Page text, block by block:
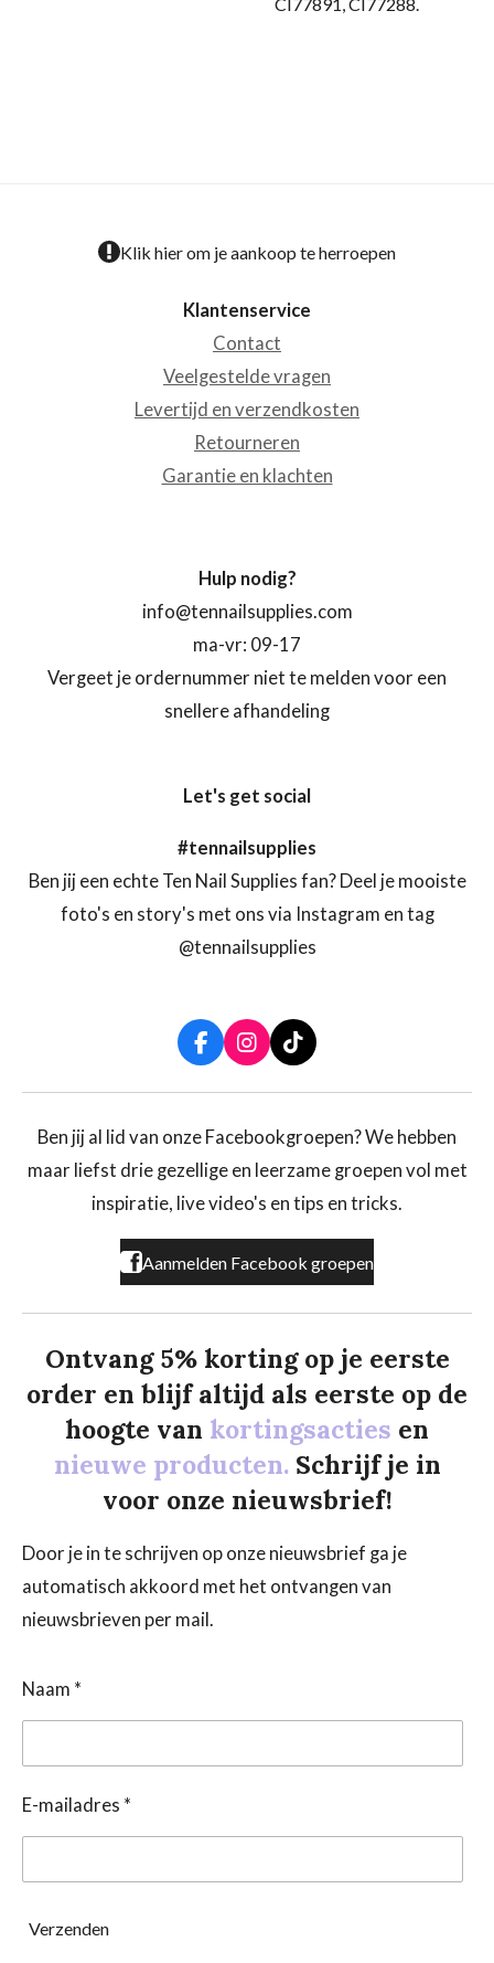
Klik hier om je aankoop te herroepen
Klantenservice
Contact
Veelgestelde vragen
Levertijd en verzendkosten
Retourneren
Garantie en klachten
Hulp nodig?
info@tennailsupplies.com
ma-vr: 09-17
Vergeet je ordernummer niet te melden voor een
snellere afhandeling
Let's get social
#tennailsupplies
Ben jij een echte Ten Nail Supplies fan? Deel je mooiste
foto's en story's met ons via Instagram en tag
@tennailsupplies
F
a
c
b
o
k
I
n
s
a
r
a
T
i
k
o
Ben jij al lid van onze Facebookgroepen? We hebben
maar liefst drie gezellige en leerzame groepen vol met
inspiratie, live video's en tips en tricks.
Aanmelden Facebook groepen
Ontvang 5% korting op je eerste
order en blijf altijd als eerste op de
hoogte van kortingsacties en
nieuwe producten. Schrijf je in
voor onze nieuwsbrief!
Door je in te schrijven op onze nieuwsbrief ga je
automatisch akkoord met het ontvangen van
nieuwsbrieven per mail.
Naam *
E-mailadres *
Verzenden